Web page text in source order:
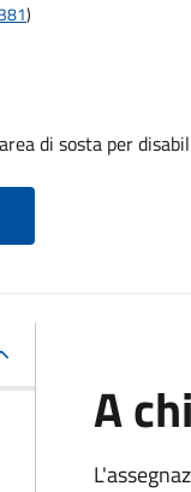
)
di sosta per
A